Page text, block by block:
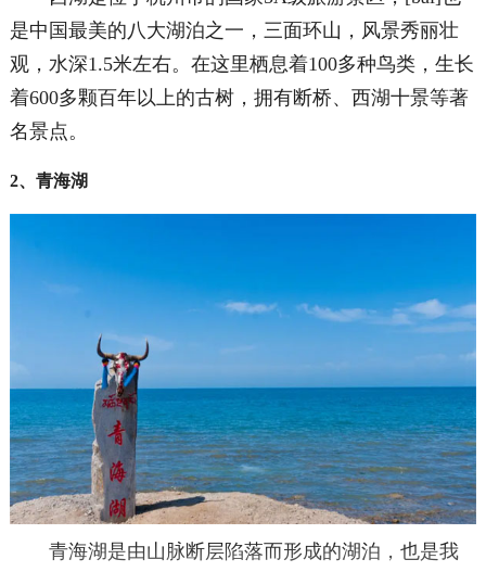
是中国最美的八大湖泊之一，三面环山，风景秀丽壮
观，水深1.5米左右。在这里栖息着100多种鸟类，生长
着600多颗百年以上的古树，拥有断桥、西湖十景等著
名景点。
2、青海湖
青海湖是由山脉断层陷落而形成的湖泊，也是我